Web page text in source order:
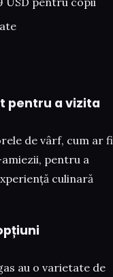
pentru a vizita
de vârf, cum ar fi
pentru a
culinară
au o varietate de